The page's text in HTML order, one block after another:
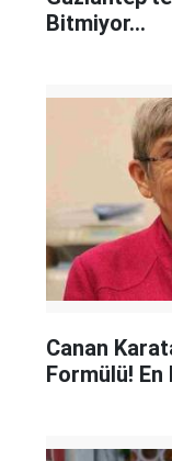
Bitmiyor...
Canan
Formülü!